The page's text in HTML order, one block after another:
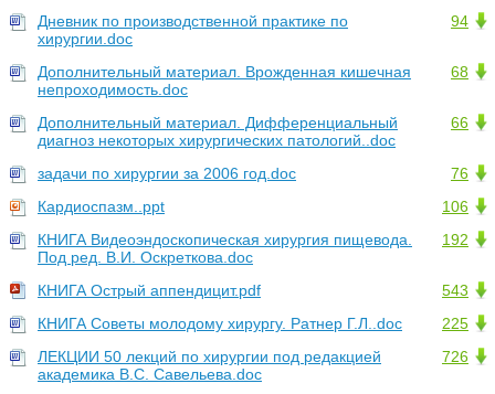
94
Дневник по производственной практике по
хирургии.doc
68
Дополнительный материал. Врожденная кишечная
непроходимость.doc
66
Дополнительный материал. Дифференциальный
диагноз некоторых хирургических патологий..doc
76
задачи по хирургии за 2006 год.doc
106
Кардиоспазм..ppt
192
КНИГА Видеоэндоскопическая хирургия пищевода.
Под ред. В.И. Оскреткова.doc
543
КНИГА Острый аппендицит.pdf
225
КНИГА Советы молодому хирургу. Ратнер Г.Л..doc
726
ЛЕКЦИИ 50 лекций по хирургии под редакцией
академика B.C. Савельева.doc